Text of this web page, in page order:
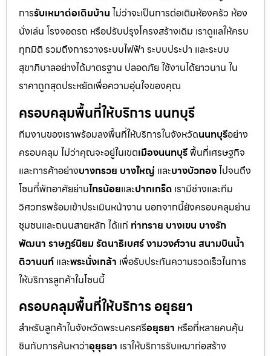
การรับเหมาต่อเติมบ้าน ไม่ว่าจะเป็นการต่อเติมห้องครัว ห้อง
นั่งเล่น โรงจอดรถ หรือปรับปรุงโครงสร้างเดิม เราดูแลให้ครบ
ทุกมิติ รวมถึงการวางระบบไฟฟ้า ระบบประปา และระบบ
สุขาภิบาลอย่างได้มาตรฐาน ปลอดภัย ใช้งานได้ยาวนาน ใน
ราคาถูกสุดประหยัดเพื่อความอุ่นใจของคุณ
ครอบคลุมพื้นที่ให้บริการ นนทบุรี
ทีมงานของเราพร้อมลงพื้นที่ให้บริการในจังหวัดนนทบุรีอย่าง
ครอบคลุม ไม่ว่าคุณจะอยู่ในเขตเมืองนนทบุรีพื้นที่เศรษฐกิจ
และการค้าอย่างบางกรวย บางใหญ่ และบางบัวทองไปจนถึง
โซนที่พักอาศัยย่านไทรน้อยและปากเกร็ด เรามีช่างและทีม
วิศวกรพร้อมเข้าประเมินหน้างาน นอกจากนี้ยังครอบคลุมย่าน
ชุมชนและถนนสายหลัก ได้แก่ ท่าทราย บางเขน บางรัก
พัฒนา ราษฎร์นิยม รัตนาธิเบศร์ งามวงศ์วาน สนามบินน้ำ
ติวานนท์ และพระนั่งเกล้า เพื่อรับประกันความรวดเร็วในการ
ให้บริการลูกค้าในโซนนี้
ครอบคลุมพื้นที่ให้บริการ อยุธยา
สำหรับลูกค้าในจังหวัดพระนครศรีอยุธยา หรือที่หลายคนคุ้น
ชินกับการค้นหาว่าอุยุธยา เราให้บริการรับเหมาก่อสร้าง